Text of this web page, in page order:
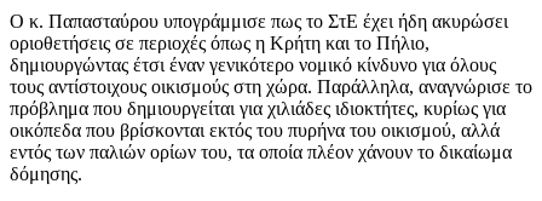
Ο κ. Παπασταύρου υπογράμμισε πως το ΣτΕ έχει ήδη ακυρώσει
οριοθετήσεις σε περιοχές όπως η Κρήτη και το Πήλιο,
δημιουργώντας έτσι έναν γενικότερο νομικό κίνδυνο για όλους
τους αντίστοιχους οικισμούς στη χώρα. Παράλληλα, αναγνώρισε το
πρόβλημα που δημιουργείται για χιλιάδες ιδιοκτήτες, κυρίως για
οικόπεδα που βρίσκονται εκτός του πυρήνα του οικισμού, αλλά
εντός των παλιών ορίων του, τα οποία πλέον χάνουν το δικαίωμα
δόμησης.